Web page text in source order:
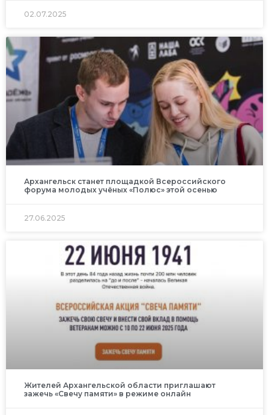
02.07.2025
Архангельск станет площадкой Всероссийского
форума молодых учёных «Полюс» этой осенью
27.06.2025
Жителей Архангельской области приглашают
зажечь «Свечу памяти» в режиме онлайн